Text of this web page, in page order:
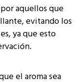
aquellos que
evitando los
ya que esto
el aroma sea